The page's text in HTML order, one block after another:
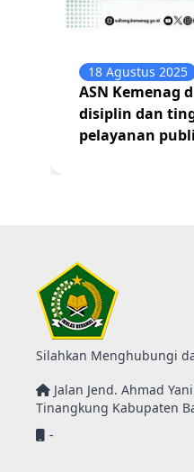
18 Agustus 2025
ASN Kemenag
disiplin dan
pelayanan
Silahkan Menghubungi
Jalan Jend. Ahmad
Tinangkung Kabupaten
-